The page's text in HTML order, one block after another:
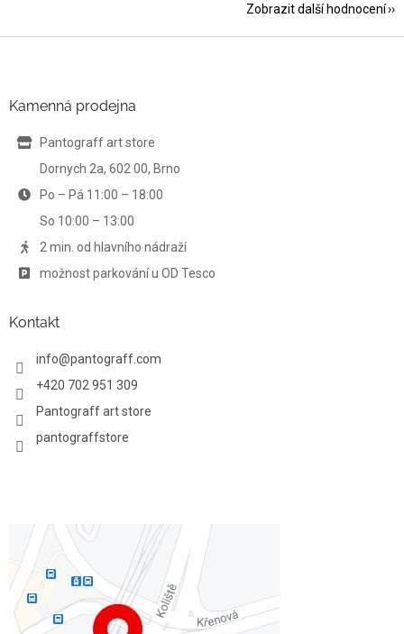
Zobrazit další hodnocení
Kamenná prodejna
Pantograff art store
Dornych 2a, 602 00, Brno
Po – Pá 11:00 – 18:00
So 10:00 – 13:00
2 min. od hlavního nádraží
možnost parkování u OD Tesco
Kontakt
info@pantograff.com
+420 702 951 309
Pantograff art store
pantograffstore